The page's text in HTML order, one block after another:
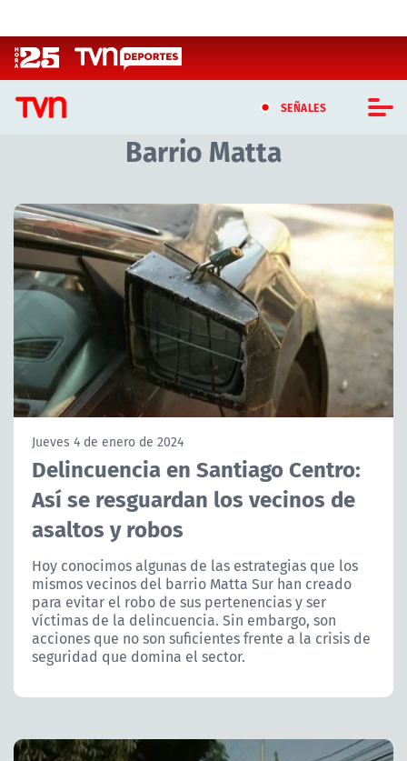
SEÑALES
CASTING MASTERCHEF CHILE
CASTING TVN VERTICAL
TVN VERTICAL
TVN PLAY
PROGRAMAS
TELESERIES
ACTUALIDAD Y TENDENCIAS
CORPORATIVO Y TRANSPARENCIA
CANAL DE DENUNCIAS
ÁREA DE PROYECTOS
Barrio Matta
Jueves 4 de enero de 2024
Delincuencia en Santiago Centro:
Así se resguardan los vecinos de
asaltos y robos
Hoy conocimos algunas de las estrategias que los
mismos vecinos del barrio Matta Sur han creado
para evitar el robo de sus pertenencias y ser
víctimas de la delincuencia. Sin embargo, son
acciones que no son suficientes frente a la crisis de
seguridad que domina el sector.